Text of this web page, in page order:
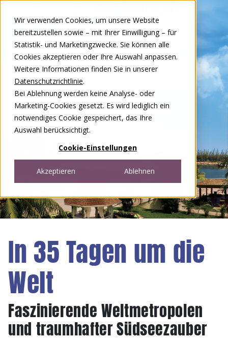
Wir verwenden Cookies, um unsere Website
bereitzustellen sowie – mit Ihrer Einwilligung – für
Statistik- und Marketingzwecke. Sie können alle
Cookies akzeptieren oder Ihre Auswahl anpassen.
Weitere Informationen finden Sie in unserer
Datenschutzrichtlinie.
Bei Ablehnung werden keine Analyse- oder
Marketing-Cookies gesetzt. Es wird lediglich ein
notwendiges Cookie gespeichert, das Ihre
Auswahl berücksichtigt.
Cookie-Einstellungen
Akzeptieren Ablehnen
DEFR
Open menu
In 35 Tagen um die
Welt
Faszinierende Weltmetropolen
und traumhafter Südseezauber